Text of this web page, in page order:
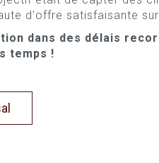
d'offre satisfaisante sur
dans des délais
temps !